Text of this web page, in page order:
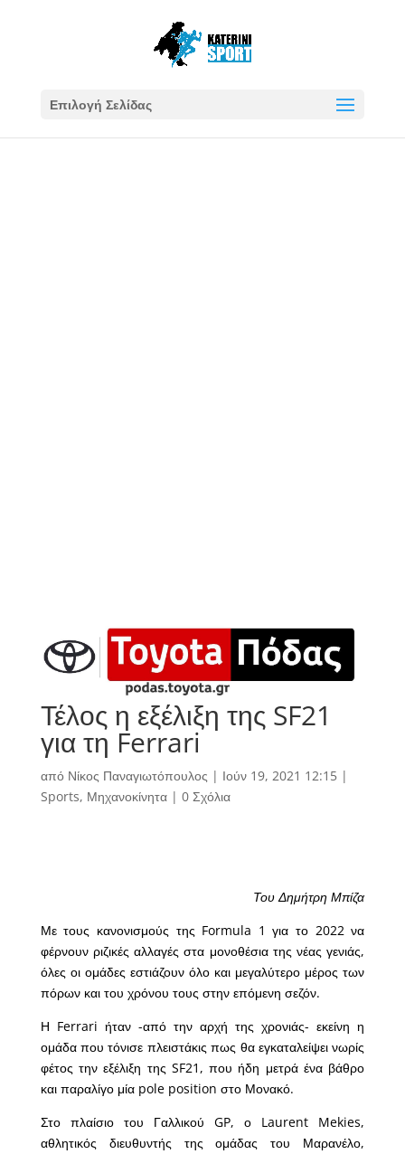
Επιλογή Σελίδας
Τέλος η εξέλιξη της SF21
για τη Ferrari
από Νίκος Παναγιωτόπουλος | Ιούν 19, 2021 12:15|
Sports, Μηχανοκίνητα| 0 Σχόλια
Του Δημήτρη Μπίζα
Με τους κανονισμούς της Formula 1 για το 2022 να
φέρνουν ριζικές αλλαγές στα μονοθέσια της νέας γενιάς,
όλες οι ομάδες εστιάζουν όλο και μεγαλύτερο μέρος των
πόρων και του χρόνου τους στην επόμενη σεζόν.
Η Ferrari ήταν -από την αρχή της χρονιάς- εκείνη η
ομάδα που τόνισε πλειστάκις πως θα εγκαταλείψει νωρίς
φέτος την εξέλιξη της SF21, που ήδη μετρά ένα βάθρο
και παραλίγο μία pole position στο Μονακό.
Στο πλαίσιο του Γαλλικού GP, ο Laurent Mekies,
αθλητικός διευθυντής της ομάδας του Μαρανέλο,